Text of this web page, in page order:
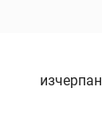
изчерпан